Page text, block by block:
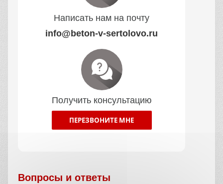
Написать нам на почту
info@beton-v-sertolovo.ru
Получить консультацию
ПЕРЕЗВОНИТЕ МНЕ
Вопросы и ответы